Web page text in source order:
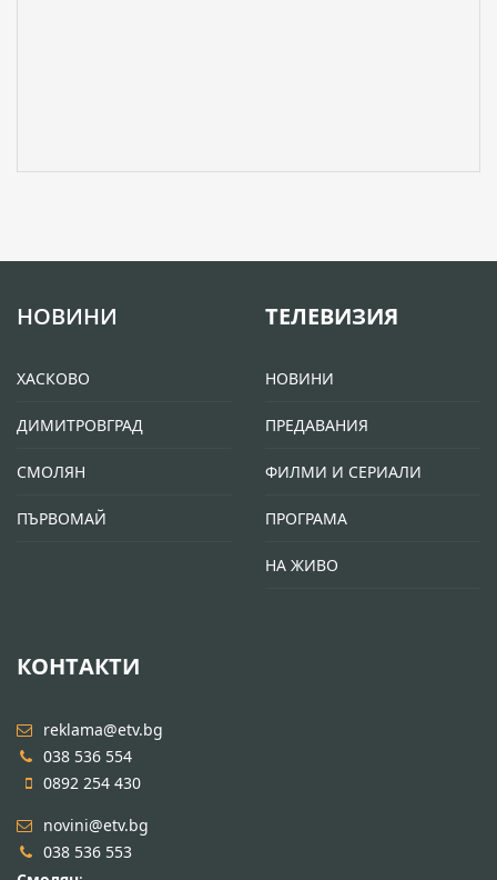
НОВИНИ
ХАСКОВО
ДИМИТРОВГРАД
СМОЛЯН
ПЪРВОМАЙ
ТЕЛЕВИЗИЯ
НОВИНИ
ПРЕДАВАНИЯ
ФИЛМИ И СЕРИАЛИ
ПРОГРАМА
НА ЖИВО
КОНТАКТИ
reklama@etv.bg
038 536 554
0892 254 430
novini@etv.bg
038 536 553